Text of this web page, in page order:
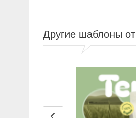
Другие шаблоны от